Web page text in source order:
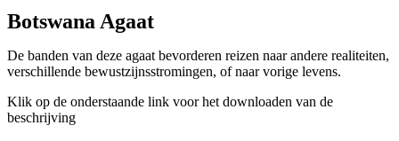
Botswana Agaat
De banden van deze agaat bevorderen reizen naar andere realiteiten,
verschillende bewustzijnsstromingen, of naar vorige levens.
Klik op de onderstaande link voor het downloaden van de
beschrijving